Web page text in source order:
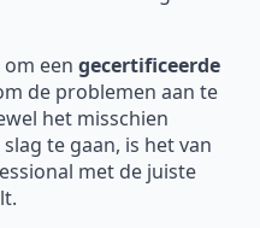
een gecertificeerde
de problemen aan te
het misschien
te gaan, is het van
met de juiste